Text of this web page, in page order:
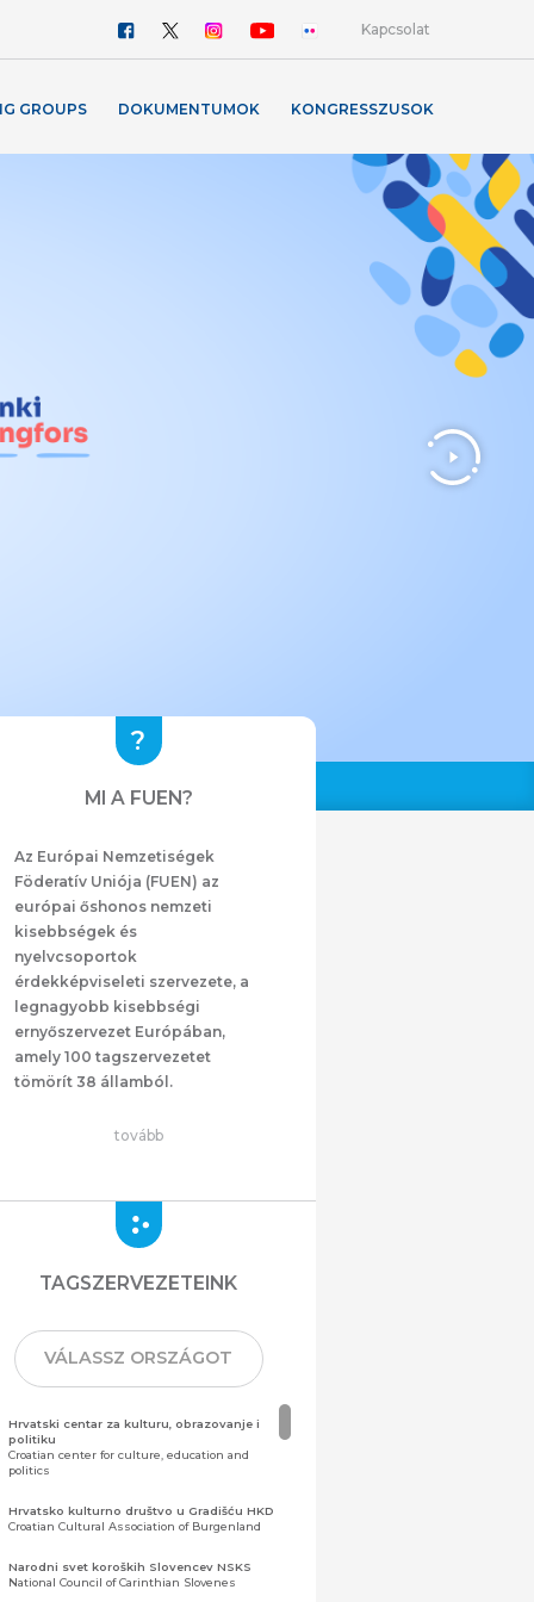
Kapcsolat
GROUPS DOKUMENTUMOK KONGRESSZUSOK
MI A FUEN?
Az Európai Nemzetiségek
Föderatív Uniója (FUEN) az
európai őshonos nemzeti
kisebbségek és
nyelvcsoportok
érdekképviseleti szervezete, a
legnagyobb kisebbségi
ernyőszervezet Európában,
amely 100 tagszervezetet
tömörít 38 államból.
tovább
TAGSZERVEZETEINK
VÁLASSZ ORSZÁGOT
Hrvatski centar za kulturu, obrazovanje i
politiku
Croatian center for culture, education and
politics
Hrvatsko kulturno društvo u Gradišću HKD
Croatian Cultural Association of Burgenland
Narodni svet koroških Slovencev NSKS
National Council of Carinthian Slovenes